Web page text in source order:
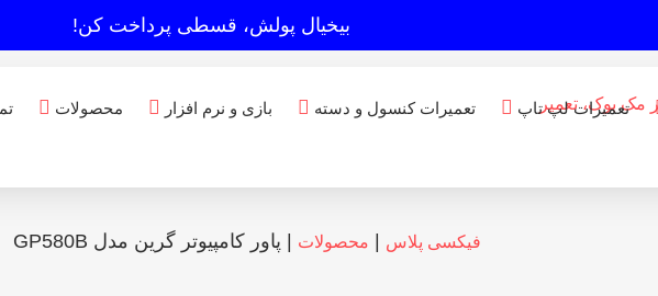
بیخیال پولش، قسطی پرداخت کن!
تعمیرات لپ تاپ تعمیرات کنسول و دسته بازی و نرم افزار محصولات
فیکسی پلاس محصولات پاور کامپیوتر گرین مدل GP580B